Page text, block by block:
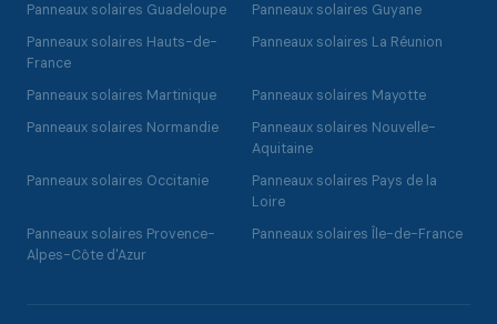
Panneaux solaires Guadeloupe
Panneaux solaires Guyane
Panneaux solaires Hauts-de-
France
Panneaux solaires La Réunion
Panneaux solaires Martinique
Panneaux solaires Mayotte
Panneaux solaires Normandie
Panneaux solaires Nouvelle-
Aquitaine
Panneaux solaires Occitanie
Panneaux solaires Pays de la
Loire
Panneaux solaires Provence-
Alpes-Côte d'Azur
Panneaux solaires Île-de-France